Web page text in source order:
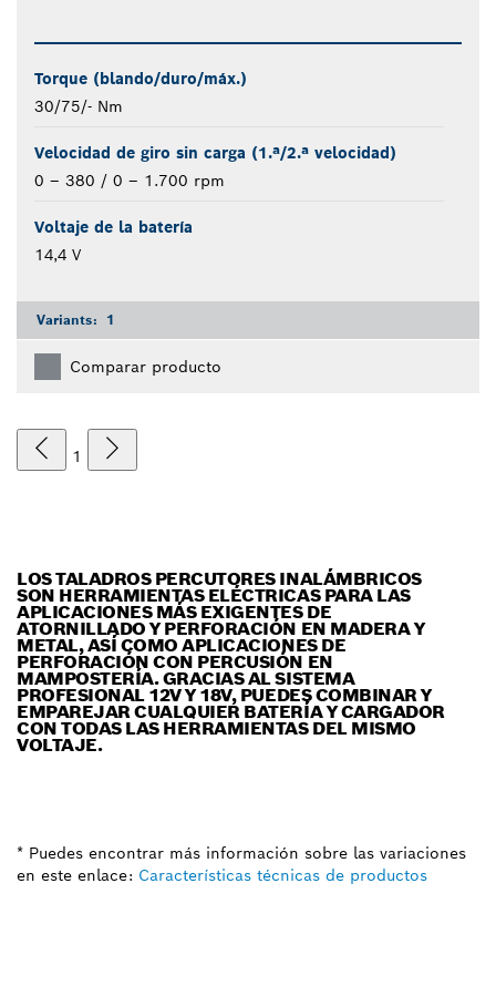
Torque (blando/duro/máx.)
30/75/- Nm
Velocidad de giro sin carga (1.ª/2.ª velocidad)
0 – 380 / 0 – 1.700 rpm
Voltaje de la batería
14,4 V
Variants: 1
Comparar producto
1
LOS TALADROS PERCUTORES INALÁMBRICOS
SON HERRAMIENTAS ELÉCTRICAS PARA LAS
APLICACIONES MÁS EXIGENTES DE
ATORNILLADO Y PERFORACIÓN EN MADERA Y
METAL, ASÍ COMO APLICACIONES DE
PERFORACIÓN CON PERCUSIÓN EN
MAMPOSTERÍA. GRACIAS AL SISTEMA
PROFESIONAL 12V Y 18V, PUEDES COMBINAR Y
EMPAREJAR CUALQUIER BATERÍA Y CARGADOR
CON TODAS LAS HERRAMIENTAS DEL MISMO
VOLTAJE.
* Puedes encontrar más información sobre las variaciones
en este enlace: Características técnicas de productos